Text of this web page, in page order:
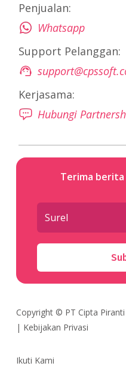
Penjualan:
Whatsapp
Support Pelanggan:
Kerjasama:
Hubungi
Terima
Copyright © PT Cipta
| Kebijakan Privasi
Ikuti Kami